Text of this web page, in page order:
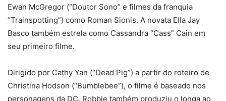
Ewan McGregor (“Doutor Sono” e filmes da franquia
“Trainspotting”) como Roman Sionis. A novata Ella Jay
Basco também estrela como Cassandra “Cass” Cain em
seu primeiro filme.
Dirigido por Cathy Yan (“Dead Pig”) a partir do roteiro de
Christina Hodson (“Bumblebee”), o filme é baseado nos
personagens da DC. Robbie também produziu o longa ao